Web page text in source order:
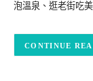
泡溫泉、逛老街吃
CONTINUE